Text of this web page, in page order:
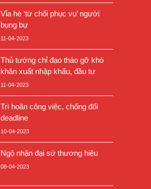
Vỉa hè ‘từ chối phục vụ’ người
bụng bự
11-04-2023
Thủ tướng chỉ đạo tháo gỡ khó
khăn xuất nhập khẩu, đầu tư
11-04-2023
Trì hoãn công việc, chống đối
deadline
10-04-2023
Ngộ nhận đại sứ thương hiệu
08-04-2023